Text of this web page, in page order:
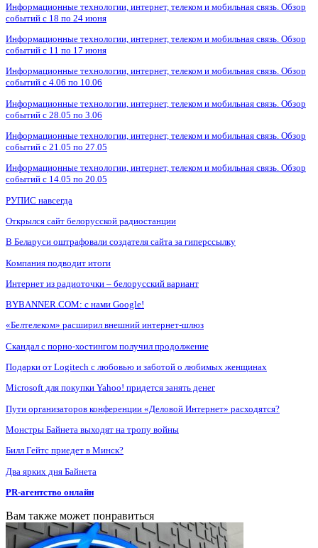
Информационные технологии, интернет, телеком и мобильная связь. Обзор
событий с 18 по 24 июня
Информационные технологии, интернет, телеком и мобильная связь. Обзор
событий с 11 по 17 июня
Информационные технологии, интернет, телеком и мобильная связь. Обзор
событий с 4.06 по 10.06
Информационные технологии, интернет, телеком и мобильная связь. Обзор
событий с 28.05 по 3.06
Информационные технологии, интернет, телеком и мобильная связь. Обзор
событий с 21.05 по 27.05
Информационные технологии, интернет, телеком и мобильная связь. Обзор
событий с 14.05 по 20.05
РУПИС навсегда
Открылся сайт белорусской радиостанции
В Беларуси оштрафовали создателя сайта за гиперссылку
Компания подводит итоги
Интернет из радиоточки – белорусский вариант
BYBANNER.COM: c нами Google!
«Белтелеком» расширил внешний интернет-шлюз
Скандал с порно-хостингом получил продолжение
Подарки от Logitech с любовью и заботой о любимых женщинах
Microsoft для покупки Yahoo! придется занять денег
Пути организаторов конференции «Деловой Интернет» расходятся?
Монстры Байнета выходят на тропу войны
Билл Гейтс приедет в Минск?
Два ярких дня Байнета
PR-агентство онлайн
Вам также может понравиться